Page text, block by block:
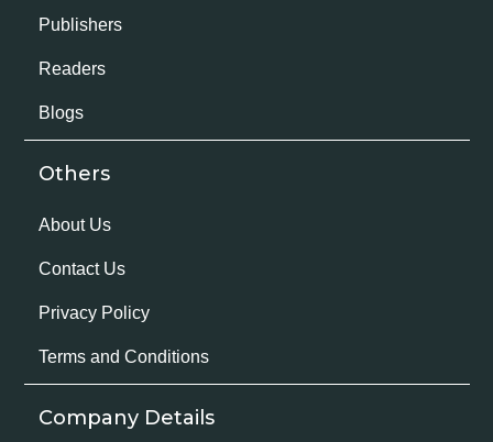
Publishers
Readers
Blogs
Others
About Us
Contact Us
Privacy Policy
Terms and Conditions
Company Details